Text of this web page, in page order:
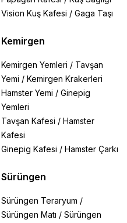
Vision Kuş Kafesi / Gaga Taşı
Kemirgen
Kemirgen Yemleri / Tavşan
Yemi / Kemirgen Krakerleri
Hamster Yemi / Ginepig
Yemleri
Tavşan Kafesi / Hamster
Kafesi
Ginepig Kafesi / Hamster Çarkı
Sürüngen
Sürüngen Teraryum /
Sürüngen Matı / Sürüngen